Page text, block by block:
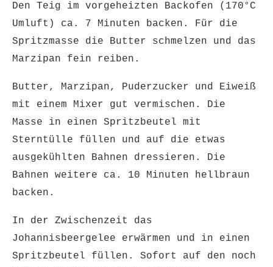
Den Teig im vorgeheizten Backofen (170°C
Umluft) ca. 7 Minuten backen. Für die
Spritzmasse die Butter schmelzen und das
Marzipan fein reiben.
Butter, Marzipan, Puderzucker und Eiweiß
mit einem Mixer gut vermischen. Die
Masse in einen Spritzbeutel mit
Sterntülle füllen und auf die etwas
ausgekühlten Bahnen dressieren. Die
Bahnen weitere ca. 10 Minuten hellbraun
backen.
In der Zwischenzeit das
Johannisbeergelee erwärmen und in einen
Spritzbeutel füllen. Sofort auf den noch